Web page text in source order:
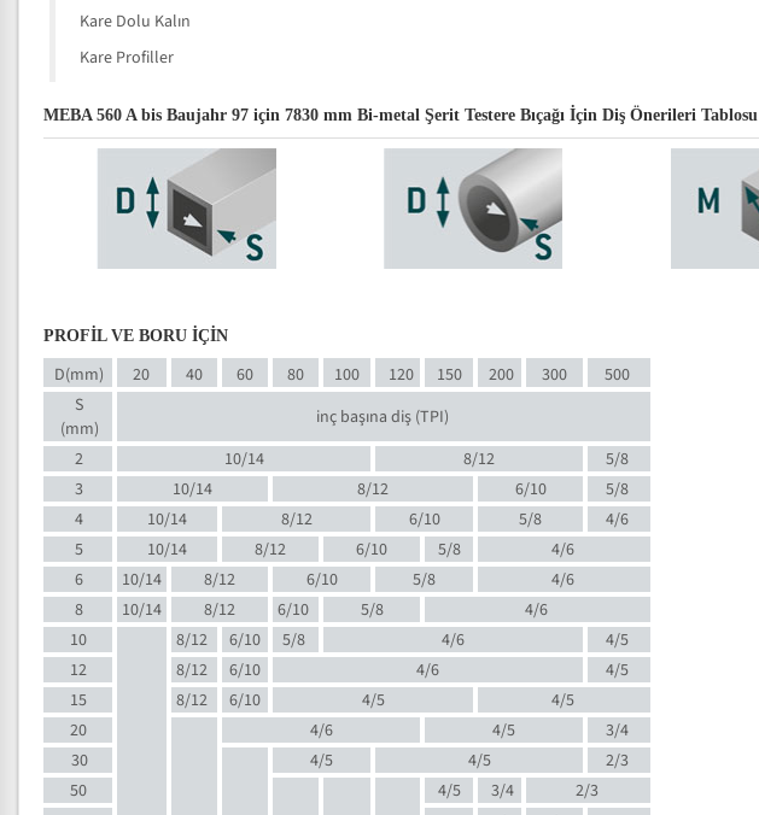
Kare Dolu Kalın
Kare Profiller
MEBA 560 A bis Baujahr 97 için 7830 mm Bi-metal Şerit Testere Bıçağı İçin Diş Önerileri Tablosu
PROFİL VE BORU İÇİN
D(mm) 20 40 60 80 100 120 150 200 300
500
S
(mm)
inç başına diş (TPI)
2
10/14 8/12
5/8
3
10/14 8/12 6/10
5/8
4
10/14 8/12 6/10 5/8
4/6
5
10/14 8/12 6/10 5/8
4/6
6
10/14 8/12 6/10 5/8
4/6
8
10/14 8/12 6/10 5/8
4/6
10
8/12 6/10 5/8 4/6
4/5
12
8/12 6/10 4/6
4/5
15
8/12 6/10 4/5
4/5
20
4/6 4/5
3/4
30
4/5 4/5
2/3
50
4/5 3/4
2/3